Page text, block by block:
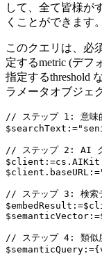
して、全て皆様が
くことができます。
このクエリは、必
定するmetric (デフ
指定するthreshold
ラメータオブジェ
// ステップ 1: 意味的
// ステップ 2: AI ク
// ステップ 3: 検索テ
// ステップ 4: 類似度